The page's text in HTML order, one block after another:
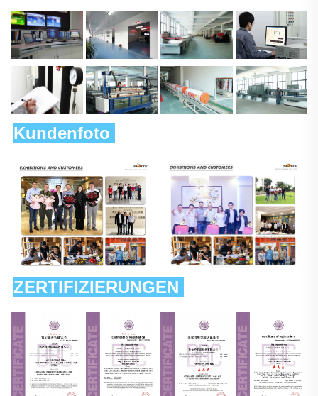
Kundenfoto
ZERTIFIZIERUNGEN